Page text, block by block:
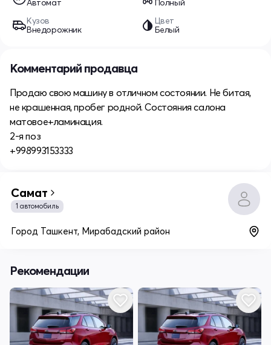
Автомат
Полный
Кузов
Внедорожник
Цвет
Белый
Комментарий продавца
Продаю свою машину в отличном состоянии. Не битая,
не крашенная, пробег родной. Состояния салона
матовое+ламинация.
2-я поз
+998993153333
Самат
1 автомобиль
Город Ташкент, Мирабадский район
Рекомендации